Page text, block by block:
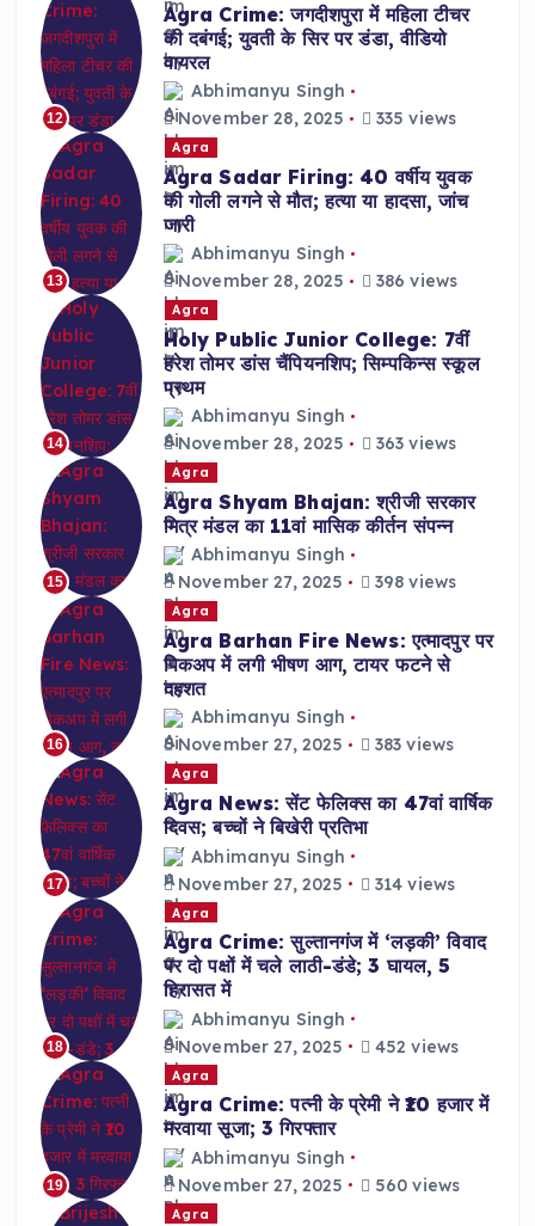
12
Agra Crime: जगदीशपुरा में महिला टीचर
की दबंगई; युवती के सिर पर डंडा, वीडियो
वायरल
Abhimanyu Singh
November 28, 2025
335 views
13
Agra
Agra Sadar Firing: 40 वर्षीय युवक
की गोली लगने से मौत; हत्या या हादसा, जांच
जारी
Abhimanyu Singh
November 28, 2025
386 views
14
Agra
Holy Public Junior College: 7वीं
हरेश तोमर डांस चैंपियनशिप; सिम्पकिन्स स्कूल
प्रथम
Abhimanyu Singh
November 28, 2025
363 views
15
Agra
Agra Shyam Bhajan: श्रीजी सरकार
मित्र मंडल का 11वां मासिक कीर्तन संपन्न
Abhimanyu Singh
November 27, 2025
398 views
16
Agra
Agra Barhan Fire News: एत्मादपुर पर
पिकअप में लगी भीषण आग, टायर फटने से
दहशत
Abhimanyu Singh
November 27, 2025
383 views
17
Agra
Agra News: सेंट फेलिक्स का 47वां वार्षिक
दिवस; बच्चों ने बिखेरी प्रतिभा
Abhimanyu Singh
November 27, 2025
314 views
18
Agra
Agra Crime: सुल्तानगंज में ‘लड़की’ विवाद
पर दो पक्षों में चले लाठी-डंडे; 3 घायल, 5
हिरासत में
Abhimanyu Singh
November 27, 2025
452 views
19
Agra
Agra Crime: पत्नी के प्रेमी ने ₹10 हजार में
मरवाया सूजा; 3 गिरफ्तार
Abhimanyu Singh
November 27, 2025
560 views
Agra